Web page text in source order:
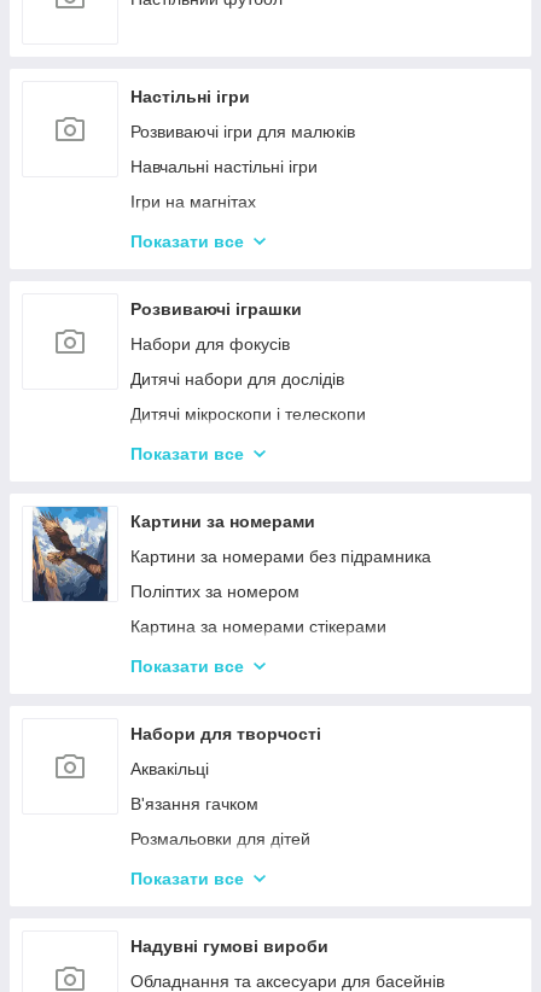
Настільні ігри
Розвиваючі ігри для малюків
Навчальні настільні ігри
Ігри на магнітах
Ігри-бродилки
Крокодил
Аліас Або Скажи Інакше
Гра Хто Я?
Вікторина
Твістер
Ігри типу Дженга
Ігри-головоломки
Дитяче Лото і Доміно
Гра Морський Бій
Різні Настільні ігри
Монополія - настільна гра
Мафія
Шахи і Шашки
Набори для гри в покер
Показати все
Розвиваючі іграшки
Набори для фокусів
Дитячі набори для дослідів
Дитячі мікроскопи і телескопи
Розвиваючі Магніти для дітей
Дитячі ноутбуки, планшети
Інтерактивні розмовляючі плакати
Спіннери
Показати все
Картини за номерами
Картини за номерами без підрамника
Поліптих за номером
Картина за номерами стікерами
Алмазна Мозаїка за номерами
Стандартні картини за номерами
Розпис по полотну
Полотна з Підрамником
Алмазна мозаїка для дітей
Показати все
Набори для творчості
Аквакільці
В'язання гачком
Розмальовки для дітей
Акрилові фарби
Гравюра для дітей
Кінетичний пісок
Показати все
Надувні гумові вироби
Обладнання та аксесуари для басейнів